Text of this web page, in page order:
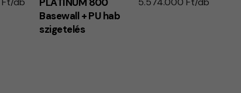
Basewall + PU hab
szigetelés